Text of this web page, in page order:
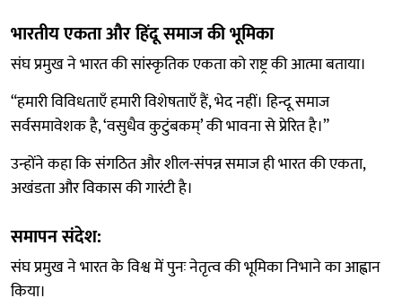
भारतीय एकता और हिंदू समाज की भूमिका
संघ प्रमुख ने भारत की सांस्कृतिक एकता को राष्ट्र की आत्मा बताया।
“हमारी विविधताएँ हमारी विशेषताएँ हैं, भेद नहीं। हिन्दू समाज
सर्वसमावेशक है, ‘वसुधैव कुटुंबकम्’ की भावना से प्रेरित है।”
उन्होंने कहा कि संगठित और शील-संपन्न समाज ही भारत की एकता,
अखंडता और विकास की गारंटी है।
समापन संदेश:
संघ प्रमुख ने भारत के विश्व में पुनः नेतृत्व की भूमिका निभाने का आह्वान
किया।